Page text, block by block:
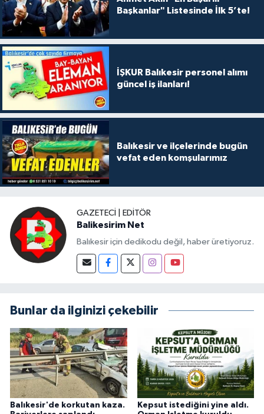
Başkanlar" Listesinde İlk 5’te!
İŞKUR Balıkesir personel alımı
güncel iş ilanları!
Balıkesir ve ilçelerinde bugün
vefat eden komşularımız
GAZETECI | EDITÖR
Balikesirim Net
Balıkesir için dedikodu değil, haber üretiyoruz.
Bunlar da ilginizi çekebilir
Balıkesir'de korkutan kaza.
Kepsut istediğini yine aldı.